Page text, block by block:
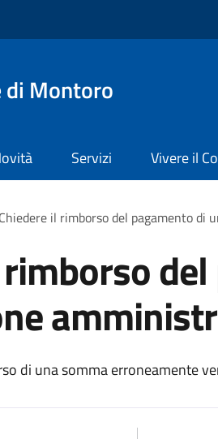
di Montoro
Servizi Vivere il
Chiedere il rimborso del pagamento di
di una somma erroneamente